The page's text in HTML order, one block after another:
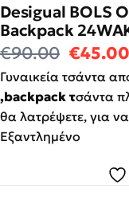
Desigual BOLS
Backpack
€90.00 €45.00
Γυναικεία τσάντα
,backpack τσάντα
θα λατρέψετε, για
Εξαντλημένο